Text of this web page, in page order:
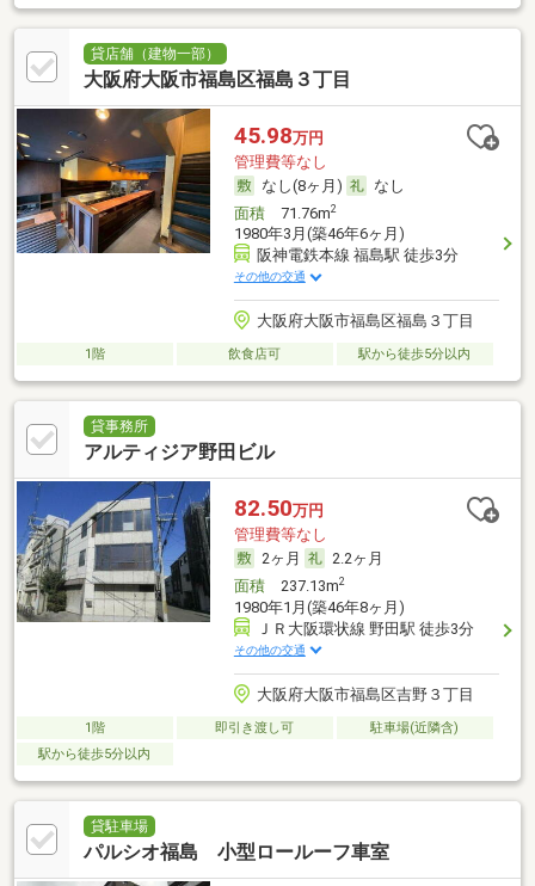
貸店舗（建物一部）
大阪府大阪市福島区福島３丁目
45.98万円
管理費等なし
なし(8ヶ月)
なし
面積71.76m2
1980年3月(築46年6ヶ月)
阪神電鉄本線 福島駅 徒歩3分
その他の交通
大阪府大阪市福島区福島３丁目
1階 飲食店可 駅から徒歩5分以内
貸事務所
アルティジア野田ビル
82.50万円
管理費等なし
2ヶ月
2.2ヶ月
面積237.13m2
1980年1月(築46年8ヶ月)
ＪＲ大阪環状線 野田駅 徒歩3分
その他の交通
大阪府大阪市福島区吉野３丁目
1階 即引き渡し可
駐車場(近隣含)
駅から徒歩5分以内
貸駐車場
パルシオ福島 小型ロールーフ車室